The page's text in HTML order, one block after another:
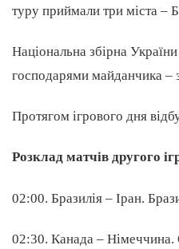
туру приймали три міста –
Національна збірна
господарями майданчика –
Протягом ігрового дня
Розклад матчів другого
02:00. Бразилія – Іран.
02:30. Канада – Німеччина.